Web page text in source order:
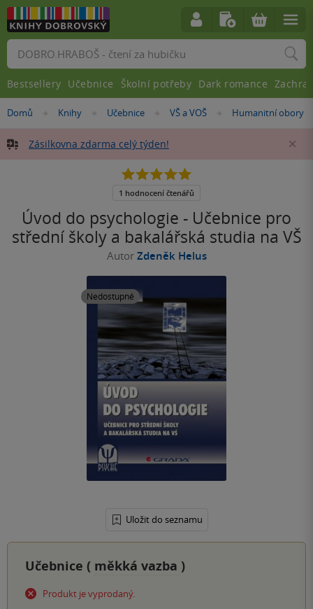
Nacházíte
zde:
Domů »
Knihy »
Učebnice »
VŠ a VOŠ »Humanitní obory
Zásilkovna zdarma celý týden!
Úvod do psychologie - Učebnice pro
střední školy a bakalářská studia na VŠ
Autor Zdeněk Helus
Nedostupné
Uložit do seznamu
5.0
5
1 hodnocení čtenářů
Učebnice ( měkká vazba )
Produkt je vyprodaný.
Vyhledávání
Bestsellery Učebnice Školní potřeby Dark romance